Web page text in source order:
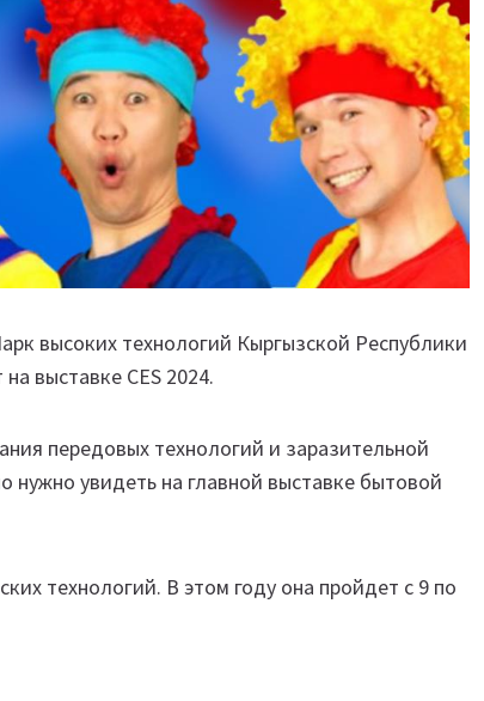
высоких технологий Кыргызской Республики
выставке CES 2024.
передовых технологий и заразительной
увидеть на главной выставке бытовой
технологий. В этом году она пройдет с 9 по